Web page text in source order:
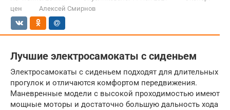
цен
Алексей Смирнов
Лучшие электросамокаты с сиденьем
Электросамокаты с сиденьем подходят для длительных
прогулок и отличаются комфортом передвижения.
Маневренные модели с высокой проходимостью имеют
мощные моторы и достаточно большую дальность хода